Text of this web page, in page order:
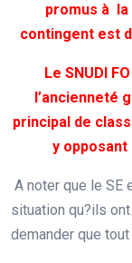
promus à la
contingent est
Le SNUDI
l’ancienneté
principal de
y
A noter que le SE
situation qu?ils
demander que